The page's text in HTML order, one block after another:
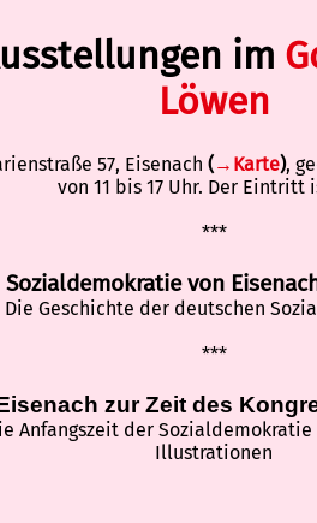
im
Löwen
57, Eisenach(→Karte),
von 11 bis 17 Uhr. Der Eintritt
***
Sozialdemokratie von
Die Geschichte der deutschen
***
zur Zeit des
Anfangszeit der
Illustrationen